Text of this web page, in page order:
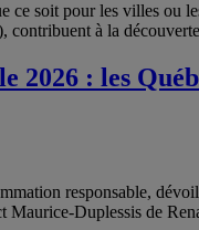
soit pour les villes ou
à la
: les
responsable,
Duplessis de